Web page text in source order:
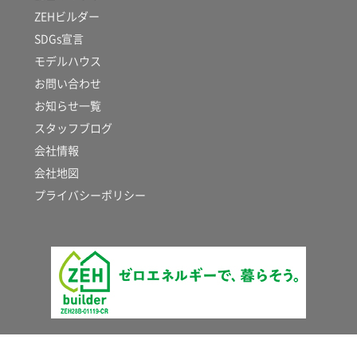
ZEHビルダー
SDGs宣言
モデルハウス
お問い合わせ
お知らせ一覧
スタッフブログ
会社情報
会社地図
プライバシーポリシー